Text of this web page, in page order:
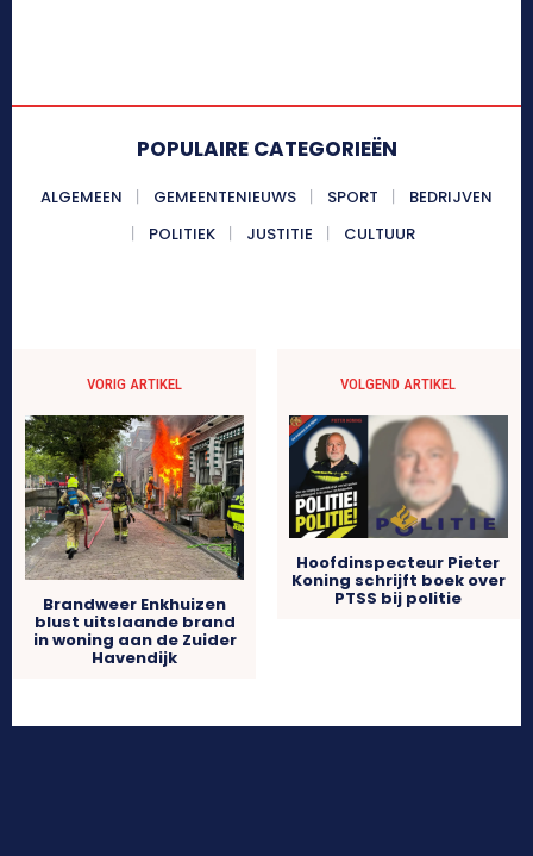
POPULAIRE CATEGORIEËN
ALGEMEEN GEMEENTENIEUWS SPORT
BEDRIJVEN
POLITIEK
JUSTITIE CULTUUR
VORIG ARTIKEL
Brandweer Enkhuizen
blust uitslaande brand
in woning aan de Zuider
Havendijk
VOLGEND ARTIKEL
Hoofdinspecteur Pieter
Koning schrijft boek over
PTSS bij politie